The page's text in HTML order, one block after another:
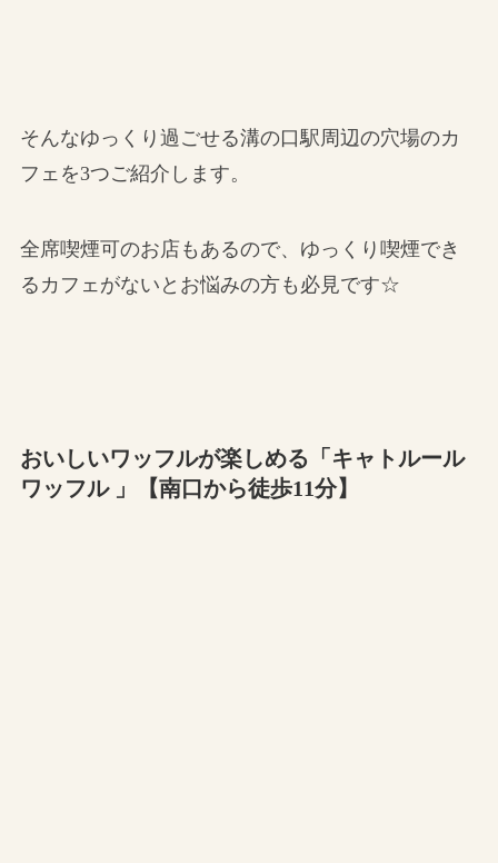
そんなゆっくり過ごせる溝の口駅周辺の穴場のカ
フェを3つご紹介します。
全席喫煙可のお店もあるので、ゆっくり喫煙でき
るカフェがないとお悩みの方も必見です☆
おいしいワッフルが楽しめる「キャトルール
ワッフル 」【南口から徒歩11分】